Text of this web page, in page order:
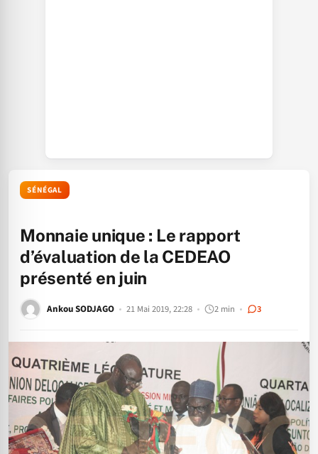
SÉNÉGAL
Monnaie unique : Le rapport
d’évaluation de la CEDEAO
présenté en juin
Ankou SODJAGO 21 Mai 2019, 22:28 2 min 3